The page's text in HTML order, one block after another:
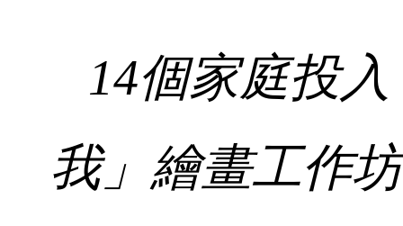
14個家庭投
我」繪畫工作